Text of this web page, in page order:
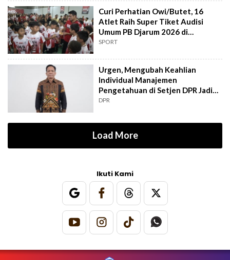
Curi Perhatian Owi/Butet, 16
Atlet Raih Super Tiket Audisi
Umum PB Djarum 2026 di
Makassar
SPORT
Urgen, Mengubah Keahlian
Individual Manajemen
Pengetahuan di Setjen DPR Jadi
Kekuatan Institusional
DPR
Load More
Ikuti Kami